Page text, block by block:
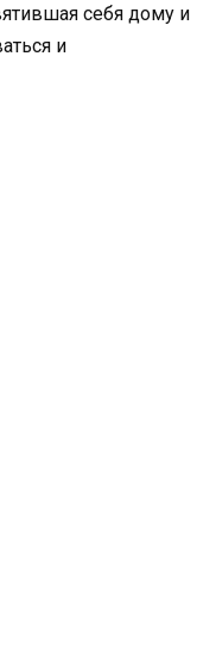
себя дому и
и